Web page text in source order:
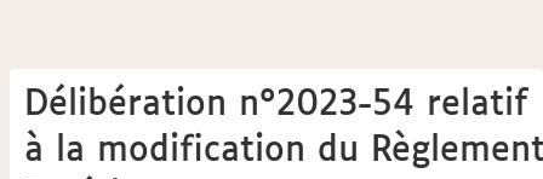
Délibération n°2023-54 relatif
à la modification du